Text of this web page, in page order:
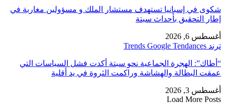
شكوى في إسبانيا تستهدف مستشار الملك و مسؤولين مغاربة في
إطار التحقيق بأحداث سبتة
أغسطس 6, 2026
ترند Trends Google Tendances
“أطاك”: الهجرة الجماعية نحو سبتة أكدت فشل السياسات التي
عمقت البطالة والهشاشة وراكمت الثروة في يد أقلية
أغسطس 3, 2026
Load More Posts